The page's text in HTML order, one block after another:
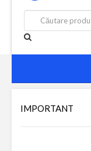
Servicii
Productie
Contact
IMPORTANT